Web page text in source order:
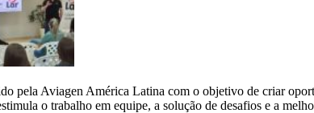
pela Aviagen América Latina com o objetivo de criar
o trabalho em equipe, a solução de desafios e a